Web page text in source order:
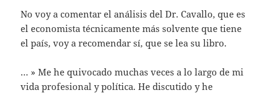
No voy a comentar el análisis del Dr. Cavallo, que es
el economista técnicamente más solvente que tiene
el país, voy a recomendar sí, que se lea su libro.
… » Me he quivocado muchas veces a lo largo de mi
vida profesional y política. He discutido y he